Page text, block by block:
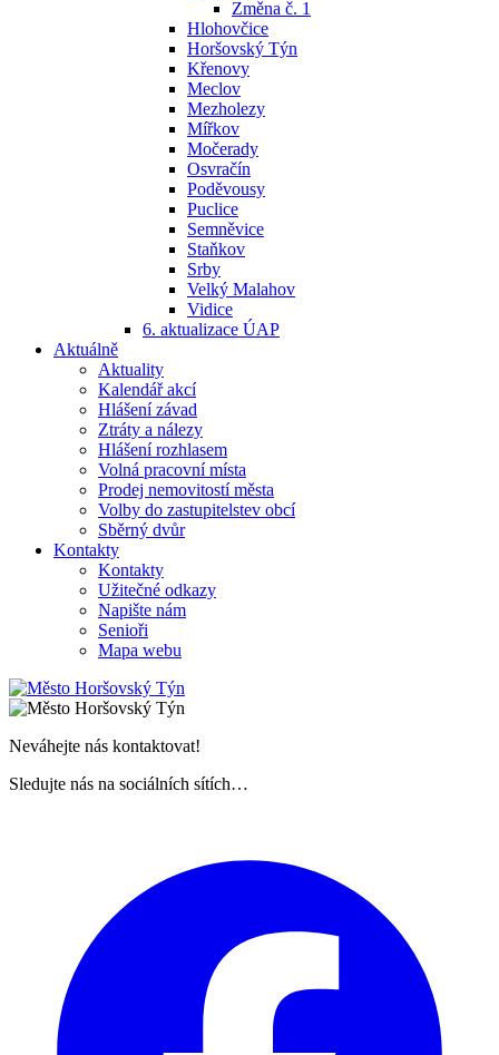
Změna č. 1
Hlohovčice
Horšovský Týn
Křenovy
Meclov
Mezholezy
Mířkov
Močerady
Osvračín
Poděvousy
Puclice
Semněvice
Staňkov
Srby
Velký Malahov
Vidice
6. aktualizace ÚAP
Aktuálně
Aktuality
Kalendář akcí
Hlášení závad
Ztráty a nálezy
Hlášení rozhlasem
Volná pracovní místa
Prodej nemovitostí města
Volby do zastupitelstev obcí
Sběrný dvůr
Kontakty
Kontakty
Užitečné odkazy
Napište nám
Senioři
Mapa webu
Neváhejte nás kontaktovat!
Sledujte nás na sociálních sítích…